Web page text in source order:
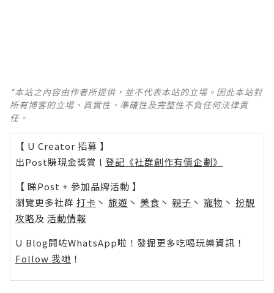
*本站之內容由作者所提供，並不代表本站的立場。因此本站對
所有博客的立場、真實性、準確性及完整性不負任何法律責
任。
【 U Creator 招募 】
出Post賺現金獎賞 l 登記《社群創作有價企劃》
【 睇Post + 參加品牌活動 】
瀏覽更多社群 打卡 丶 旅遊 丶 美食 丶 親子 丶 寵物 丶 扮靚
攻略及 活動情報
U Blog開咗WhatsApp啦！發掘更多吃喝玩樂資訊！
Follow 我哋 ！